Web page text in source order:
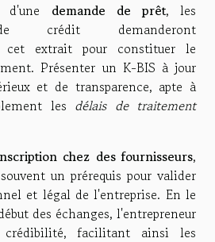
d'une demande de prêt, les
crédit demanderont
cet extrait pour constituer le
Présenter un K-BIS à jour
et de transparence, apte à
les délais de traitement
chez des fournisseurs,
un prérequis pour valider
et légal de l'entreprise. En le
des échanges, l'entrepreneur
facilitant ainsi les